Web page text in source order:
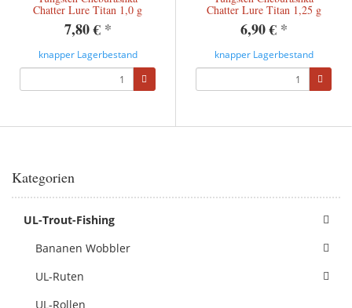
Chatter Lure Titan 1,0 g
7,80 € *
knapper Lagerbestand
Chatter Lure Titan 1,25 g
6,90 € *
knapper Lagerbestand
Kategorien
UL-Trout-Fishing
Bananen Wobbler
UL-Ruten
UL-Rollen